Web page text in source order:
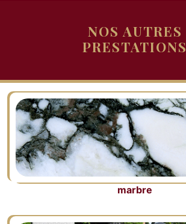
NOS AUTRES
PRESTATIONS
marbre